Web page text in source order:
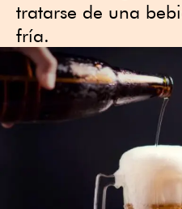
tratarse de una
fría.